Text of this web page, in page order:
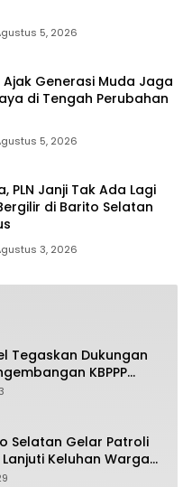
5, 2026
Generasi Muda Jaga
di Tengah Perubahan
5, 2026
PLN Janji Tak Ada Lagi
di Barito Selatan
3, 2026
Tegaskan Dukungan
KBPPP
Selatan Gelar Patroli
Keluhan Warga
Remaja Nongkrong